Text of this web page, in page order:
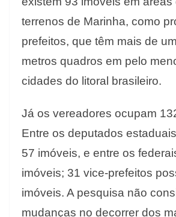
terrenos de Marinha, como
prefeitos, que têm mais de
metros quadros em pelo
cidades do litoral brasileiro.
Já os vereadores ocupam
Entre os deputados
57 imóveis, e entre os
imóveis; 31 vice-prefeitos
imóveis. A pesquisa não
mudanças no decorrer dos